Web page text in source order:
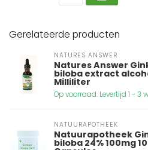
Gerelateerde producten
NATURES ANSWER
Natures Answer
biloba extract
Milliliter
Op voorraad. Levertijd 1 - 3
NATUURAPOTHEEK
Natuurapotheek
biloba 24% 100mg